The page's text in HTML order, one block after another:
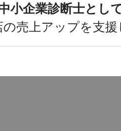
小企業診断士とし
の売上アップを支